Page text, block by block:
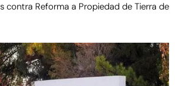
contra Reforma a Propiedad de Tierra de